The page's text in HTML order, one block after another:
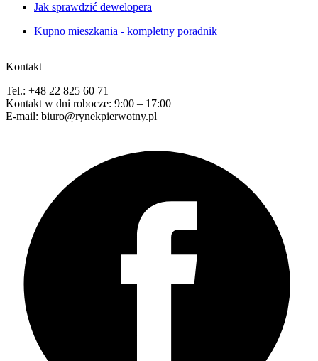
Jak sprawdzić dewelopera
Kupno mieszkania - kompletny poradnik
Kontakt
Tel.: +48 22 825 60 71
Kontakt w dni robocze: 9:00 – 17:00
E-mail: biuro@rynekpierwotny.pl